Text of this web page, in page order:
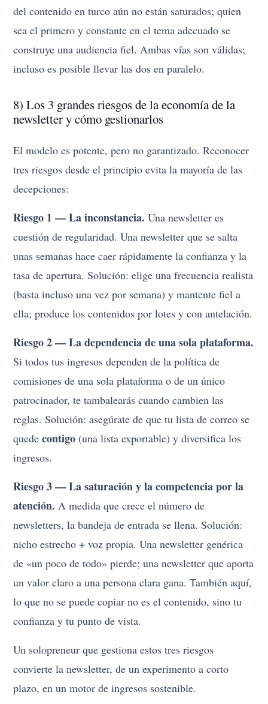
del contenido en turco aún no están saturados; quien
sea el primero y constante en el tema adecuado se
construye una audiencia fiel. Ambas vías son válidas;
incluso es posible llevar las dos en paralelo.
8) Los 3 grandes riesgos de la economía de la
newsletter y cómo gestionarlos
El modelo es potente, pero no garantizado. Reconocer
tres riesgos desde el principio evita la mayoría de las
decepciones:
Riesgo 1 — La inconstancia. Una newsletter es
cuestión de regularidad. Una newsletter que se salta
unas semanas hace caer rápidamente la confianza y la
tasa de apertura. Solución: elige una frecuencia realista
(basta incluso una vez por semana) y mantente fiel a
ella; produce los contenidos por lotes y con antelación.
Riesgo 2 — La dependencia de una sola plataforma.
Si todos tus ingresos dependen de la política de
comisiones de una sola plataforma o de un único
patrocinador, te tambalearás cuando cambien las
reglas. Solución: asegúrate de que tu lista de correo se
quedecontigo (una lista exportable) y diversifica los
ingresos.
Riesgo 3 — La saturación y la competencia por la
atención. A medida que crece el número de
newsletters, la bandeja de entrada se llena. Solución:
nicho estrecho + voz propia. Una newsletter genérica
de «un poco de todo» pierde; una newsletter que aporta
un valor claro a una persona clara gana. También aquí,
lo que no se puede copiar no es el contenido, sino tu
confianza y tu punto de vista.
Un solopreneur que gestiona estos tres riesgos
convierte la newsletter, de un experimento a corto
plazo, en un motor de ingresos sostenible.